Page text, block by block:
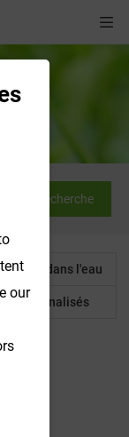
Recherche
dans l'eau
personnalisés
our